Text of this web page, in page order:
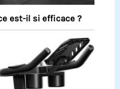
est-il si efficace ?